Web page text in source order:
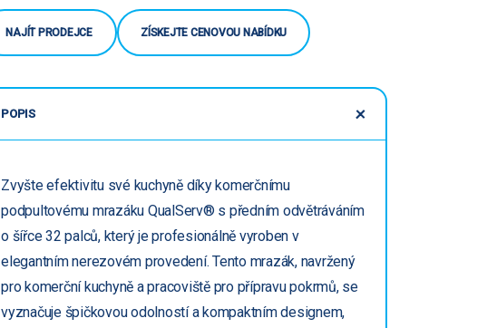
NAJÍT PRODEJCE ZÍSKEJTE CENOVOU NABÍDKU
POPIS
Zvyšte efektivitu své kuchyně díky komerčnímu
podpultovému mrazáku QualServ® s předním odvětráváním
o šířce 32 palců, který je profesionálně vyroben v
elegantním nerezovém provedení. Tento mrazák, navržený
pro komerční kuchyně a pracoviště pro přípravu pokrmů, se
vyznačuje špičkovou odolností a kompaktním designem,